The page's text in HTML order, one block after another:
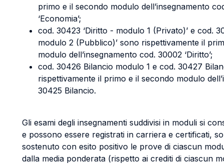
primo e il secondo modulo dell’insegnamento
‘Economia’;
cod. 30423 ‘Diritto - modulo 1 (Privato)’ e cod.
modulo 2 (Pubblico)’ sono rispettivamente il
modulo dell’insegnamento cod. 30002 ‘Diritto’;
cod. 30426 Bilancio modulo 1 e cod. 30427
rispettivamente il primo e il secondo modulo
30425 Bilancio.
Gli esami degli insegnamenti suddivisi in moduli si
e possono essere registrati in carriera e certificati,
sostenuto con esito positivo le prove di ciascun
dalla media ponderata (rispetto ai crediti di ciascun